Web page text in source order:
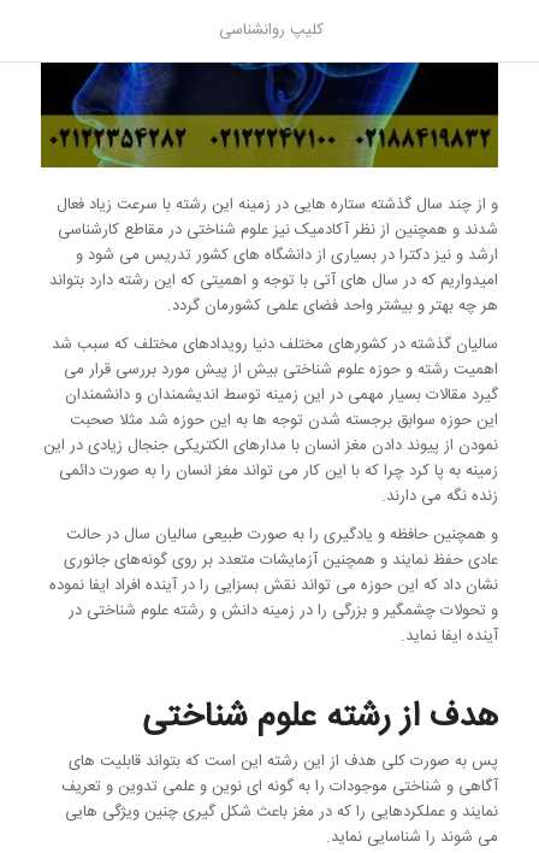
کلیپ روانشناسی
و از چند سال گذشته ستاره هایی در زمینه این رشته با سرعت زیاد فعال
شدند و همچنین از نظر آکادمیک نیز علوم شناختی در مقاطع کارشناسی
ارشد و نیز دکترا در بسیاری از دانشگاه های کشور تدریس می شود و
امیدواریم که در سال های آتی با توجه و اهمیتی که این رشته دارد بتواند
هر چه بهتر و بیشتر واحد فضای علمی کشورمان گردد.
سالیان گذشته در کشورهای مختلف دنیا رویدادهای مختلف که سبب شد
اهمیت رشته و حوزه علوم شناختی بیش از پیش مورد بررسی قرار می
گیرد مقالات بسیار مهمی در این زمینه توسط اندیشمندان و دانشمندان
این حوزه سوابق برجسته شدن توجه ها به این حوزه شد مثلا صحبت
نمودن از پیوند دادن مغز انسان با مدارهای الکتریکی جنجال زیادی در این
زمینه به پا کرد چرا که با این کار می تواند مغز انسان را به صورت دائمی
زنده نگه می دارند.
و همچنین حافظه و یادگیری را به صورت طبیعی سالیان سال در حالت
عادی حفظ نمایند و همچنین آزمایشات متعدد بر روی گونه‌های جانوری
نشان داد که این حوزه می تواند نقش بسزایی را در آینده افراد ایفا نموده
و تحولات چشمگیر و بزرگی را در زمینه دانش و رشته علوم شناختی در
آینده ایفا نماید.
هدف از رشته علوم شناختی
پس به صورت کلی هدف از این رشته این است که بتواند قابلیت های
آگاهی و شناختی موجودات را به گونه ای نوین و علمی تدوین و تعریف
نمایند و عملکردهایی را که در مغز باعث شکل گیری چنین ویژگی هایی
می شوند را شناسایی نماید.